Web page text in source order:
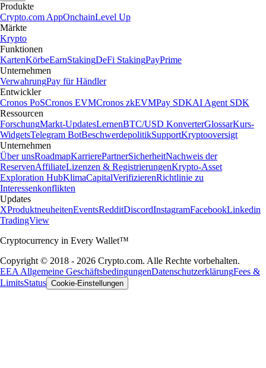
Produkte
Crypto.com AppOnchainLevel Up
Märkte
Krypto
Funktionen
KartenKörbeEarnStakingDeFi StakingPayPrime
Unternehmen
VerwahrungPay für Händler
Entwickler
Cronos PoSCronos EVMCronos zkEVMPay SDKAI Agent SDK
Ressourcen
ForschungMarkt-UpdatesLernenBTC/USD KonverterGlossarKurs-
WidgetsTelegram BotBeschwerdepolitikSupportKryptooversigt
Unternehmen
Über unsRoadmapKarrierePartnerSicherheitNachweis der
ReservenAffiliateLizenzen & RegistrierungenKrypto-Asset
Exploration HubKlimaCapitalVerifizierenRichtlinie zu
Interessenkonflikten
Updates
XProduktneuheitenEventsRedditDiscordInstagramFacebookLinkedin
TradingView
Cryptocurrency in Every Wallet™
Copyright © 2018 - 2026 Crypto.com. Alle Rechte vorbehalten.
EEA Allgemeine GeschäftsbedingungenDatenschutzerklärungFees &
LimitsStatus Cookie-Einstellungen